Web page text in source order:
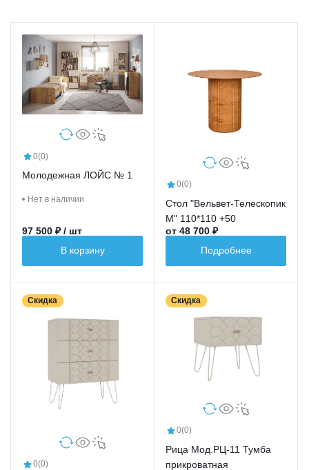
0(0)
Молодежная ЛОЙС № 1
Нет в наличии
97 500 ₽ / шт
В корзину
0(0)
Стол "Вельвет-Телескопик
М" 110*110 +50
от 48 700 ₽
Подробнее
Скидка
0(0)
Скидка
0(0)
Рица Мод.РЦ-11 Тумба
прикроватная